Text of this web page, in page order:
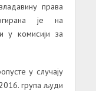
права
је на
у комисији за
у случају
група људи